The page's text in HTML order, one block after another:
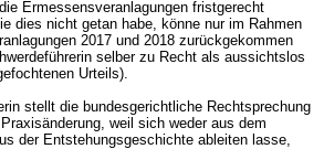
Ermessensveranlagungen fristgerecht
dies nicht getan habe, könne nur im Rahmen
2017 und 2018 zurückgekommen
selber zu Recht als aussichtslos
Urteils).
stellt die bundesgerichtliche Rechtsprechung
weil sich weder aus dem
der Entstehungsgeschichte ableiten lasse,